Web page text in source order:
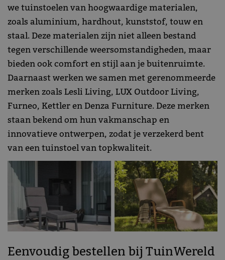
we tuinstoelen van hoogwaardige materialen,
zoals aluminium, hardhout, kunststof, touw en
staal. Deze materialen zijn niet alleen bestand
tegen verschillende weersomstandigheden, maar
bieden ook comfort en stijl aan je buitenruimte.
Daarnaast werken we samen met gerenommeerde
merken zoals Lesli Living, LUX Outdoor Living,
Furneo, Kettler en Denza Furniture. Deze merken
staan bekend om hun vakmanschap en
innovatieve ontwerpen, zodat je verzekerd bent
van een tuinstoel van topkwaliteit.
Eenvoudig bestellen bij TuinWereld